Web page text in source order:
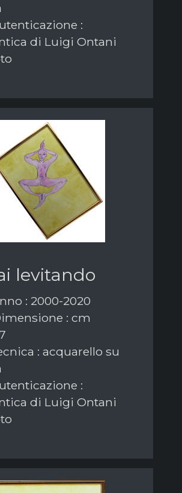
:
di Luigi Ontani
levitando
: 2000-2020
: cm
: acquarello su
:
di Luigi Ontani